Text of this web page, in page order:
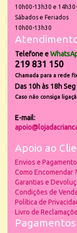
10h00-13h30 e
Sábados e Feriados
10h00-13h30
Telefone e
219 831 150
Chamada para a rede
Das 10h às 18h Seg
Caso não consiga
E-mail:
Apoio ao
Envios e
Como Encomendar ?
Garantias e
Condições de Venda
Política de
Livro de
Pagamentos